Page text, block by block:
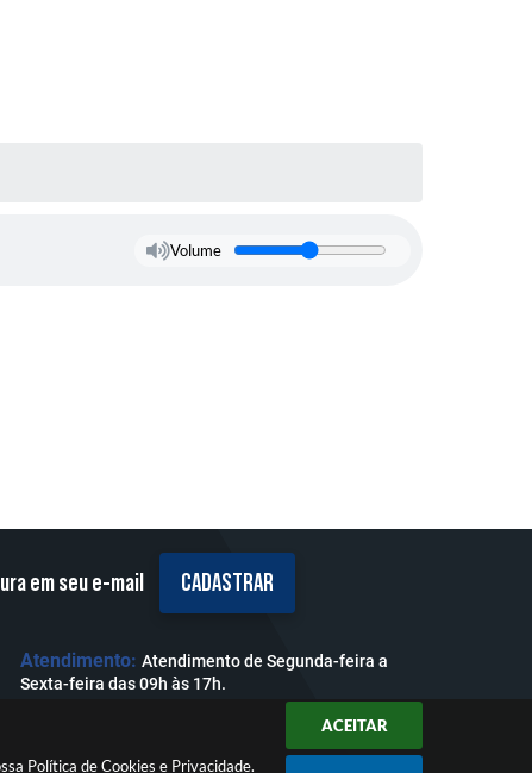
Política de Cookies e Privacidade.
ACEITAR
Volume
em seu e-mail CADASTRAR
Atendimento: Atendimento de Segunda-feira a
Sexta-feira das 09h às 17h.